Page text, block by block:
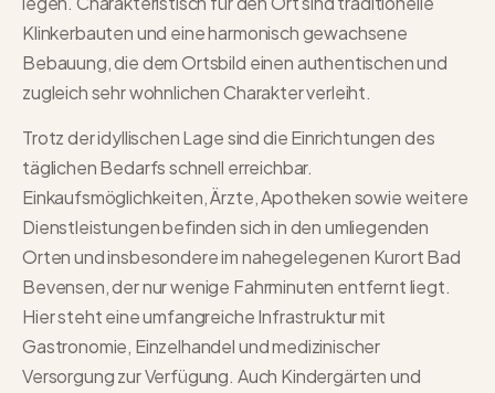
Klinkerbauten und eine harmonisch gewachsene
Bebauung, die dem Ortsbild einen authentischen und
zugleich sehr wohnlichen Charakter verleiht.
Trotz der idyllischen Lage sind die Einrichtungen des
täglichen Bedarfs schnell erreichbar.
Einkaufsmöglichkeiten, Ärzte, Apotheken sowie weitere
Dienstleistungen befinden sich in den umliegenden
Orten und insbesondere im nahegelegenen Kurort Bad
Bevensen, der nur wenige Fahrminuten entfernt liegt.
Hier steht eine umfangreiche Infrastruktur mit
Gastronomie, Einzelhandel und medizinischer
Versorgung zur Verfügung. Auch Kindergärten und